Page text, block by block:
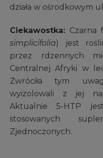
działa w ośrodkowym
Ciekawostka: Czarna
simplicifolia) jest
przez rdzennych
Centralnej Afryki w
Zwróciła tym
wyizolowali z jej
Aktualnie 5-HTP
stosowanych
Zjednoczonych.